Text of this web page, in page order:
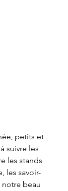
petits et
suivre les
les stands
les savoir-
notre beau